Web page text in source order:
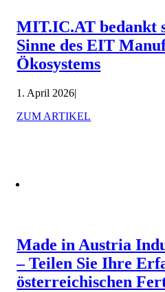
MIT.IC.AT bedankt
Sinne des EIT
Ökosystems
1. April 2026|
ZUM ARTIKEL
Made in Austria
– Teilen Sie Ihre
österreichischen